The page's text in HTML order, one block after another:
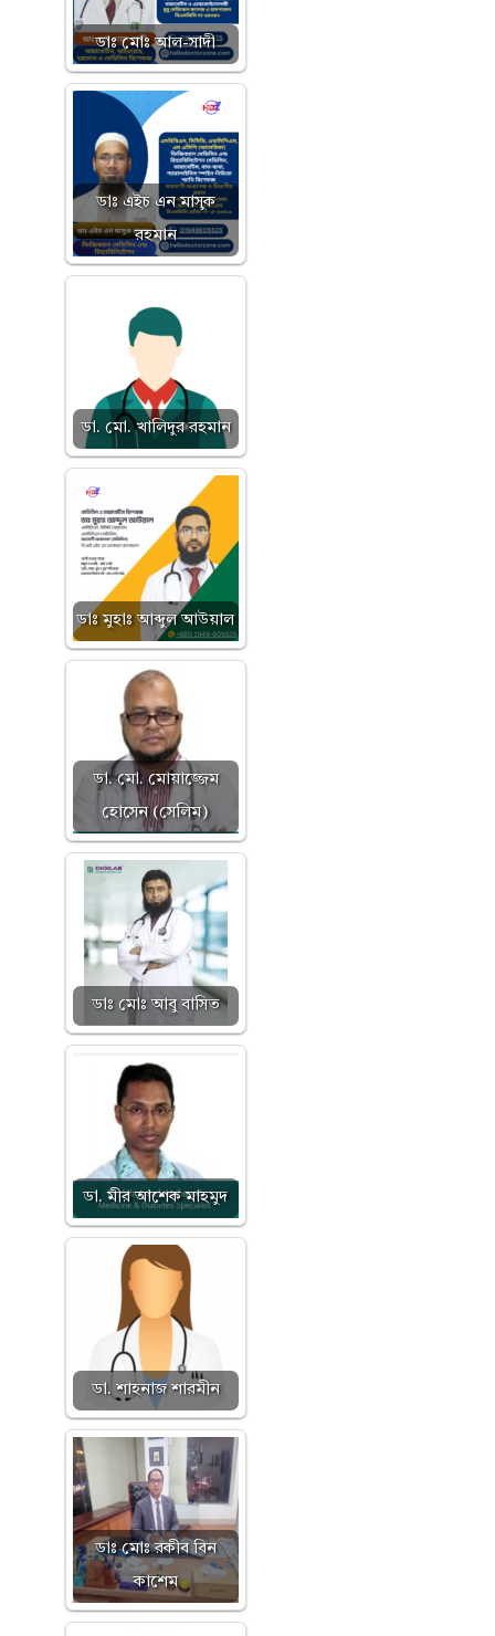
ডাঃ মোঃ আল-সাদী
ডাঃ এইচ এন মাসুক
রহমান
ডা. মো. খালিদুর রহমান
ডাঃ মুহাঃ আব্দুল আউয়াল
ডা. মো. মোয়াজ্জেম
হোসেন (সেলিম)
ডাঃ মোঃ আবু বাসিত
ডা. মীর আশেক মাহমুদ
ডা. শাহনাজ শারমীন
ডাঃ মোঃ রকীব বিন
কাশেম